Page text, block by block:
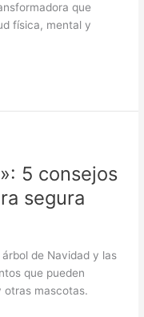
que
física, mental y
5 consejos
segura
de Navidad y las
que pueden
otras mascotas.